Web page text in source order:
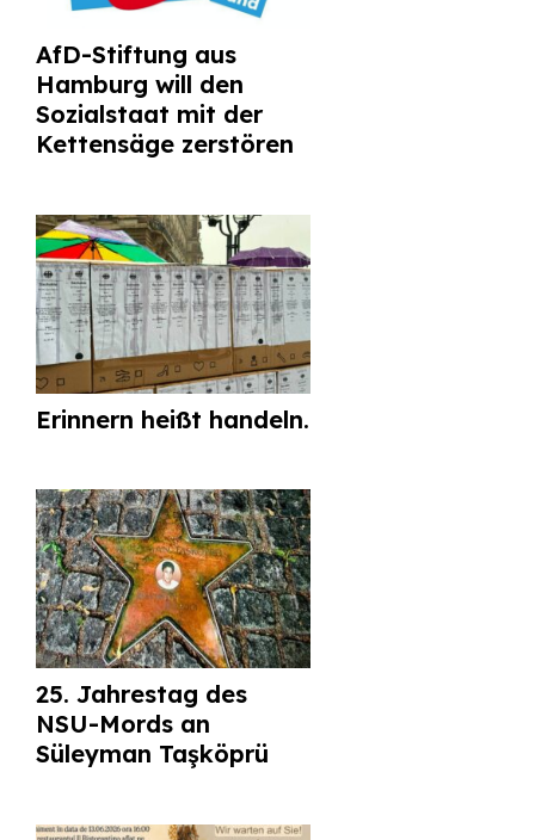
AfD-Stiftung aus
Hamburg will den
Sozialstaat mit der
Kettensäge zerstören
Erinnern heißt handeln.
25. Jahrestag des
NSU-Mords an
Süleyman Taşköprü